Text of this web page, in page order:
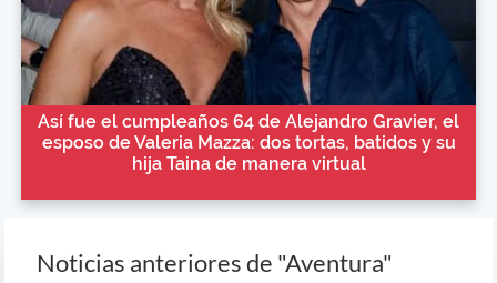
Así fue el cumpleaños 64 de Alejandro Gravier, el
esposo de Valeria Mazza: dos tortas, batidos y su
hija Taina de manera virtual
Noticias anteriores de "Aventura"